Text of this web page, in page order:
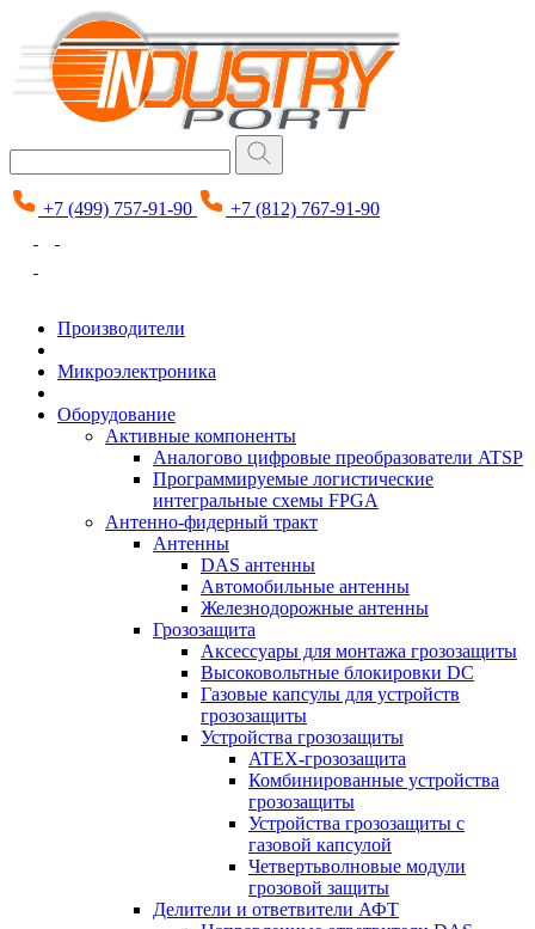
+7 (499) 757-91-90 +7 (812) 767-91-90
Производители
Микроэлектроника
Оборудование
Активные компоненты
Аналогово цифровые преобразователи ATSP
Программируемые логистические
интегральные схемы FPGA
Антенно-фидерный тракт
Антенны
DAS антенны
Автомобильные антенны
Железнодорожные антенны
Грозозащита
Аксессуары для монтажа грозозащиты
Высоковольтные блокировки DC
Газовые капсулы для устройств
грозозащиты
Устройства грозозащиты
ATEX-грозозащита
Комбинированные устройства
грозозащиты
Устройства грозозащиты с
газовой капсулой
Четвертьволновые модули
грозовой защиты
Делители и ответвители АФТ